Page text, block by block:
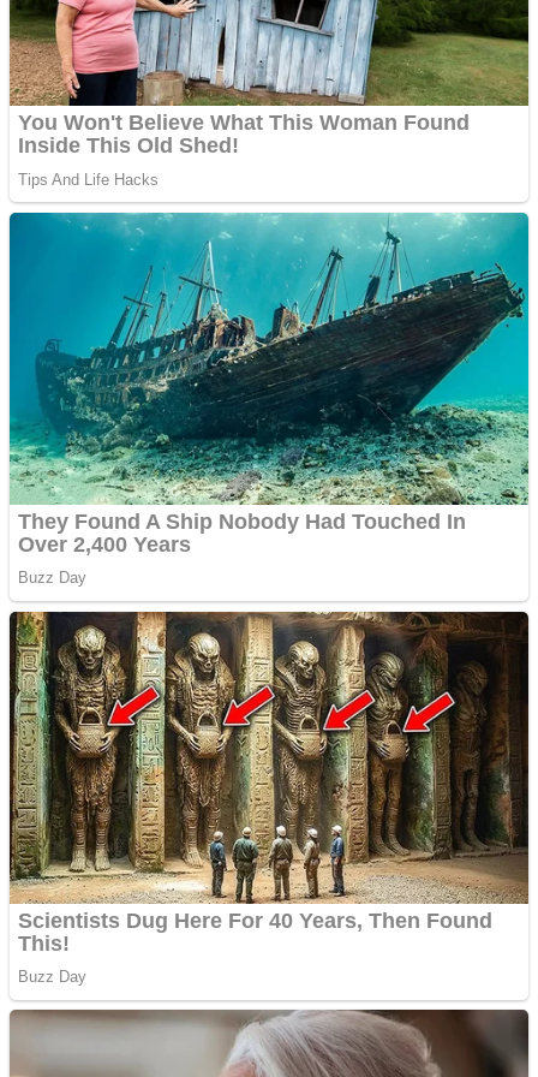
Vând domeniu+website
de publicitate de tip
Adsense
Pastorul Liviu Radu a
trecut la Domnul
Anchetă incendiară la
Gherla, polițist acuzat de
abuz în serviciu
Covid-19: 755 de cazuri
noi în România
Răcitor de apă CW5000
pentru freze cu laser fără
metale
metale